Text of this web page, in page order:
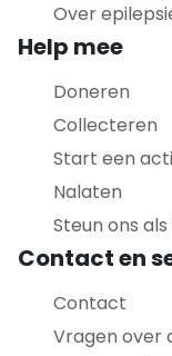
Over
Help mee
Doneren
Collecteren
Start een
Nalaten
Steun ons
Contact en
Contact
Vragen over